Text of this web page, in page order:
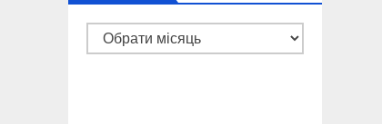
Архіви